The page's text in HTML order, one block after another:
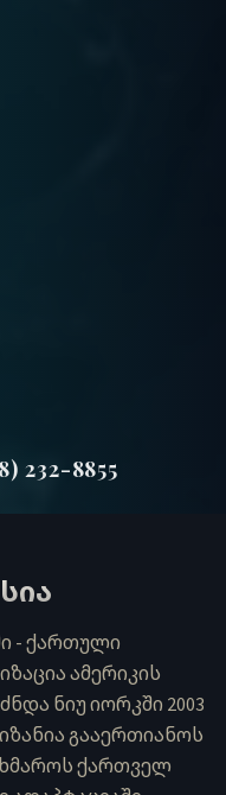
232-8855
- ქართული
ამერიკის
ნიუ იორკში 2003
გააერთიანოს
ქართველ